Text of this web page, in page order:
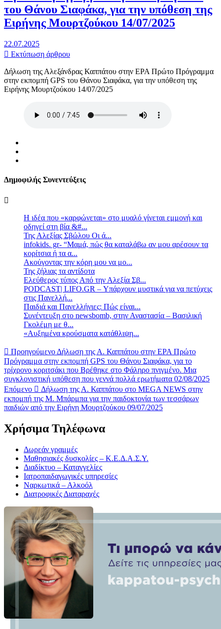
του Θάνου Σιαφάκα, για την υπόθεση της
Ειρήνης Μουρτζούκου 14/07/2025
22.07.2025
Εκτύπωση άρθρου
Δήλωση της Αλεξάνδρας Καππάτου στην ΕΡΑ Πρώτο Πρόγραμμα
στην εκπομπή GPS του Θάνου Σιαφάκα, για την υπόθεση της
Ειρήνης Μουρτζούκου 14/07/2025
Δημοφιλής Συνεντεύξεις
Η ιδέα που «καρφώνεται» στο μυαλό γίνεται εμμονή και
οδηγεί στη βία &#...
Της Αλεξίας Σβώλου Οι ά...
infokids. gr- “Μαμά, πώς θα καταλάβω αν μου αρέσουν τα
κορίτσια ή τα α...
Ακούγοντας την κόρη μου να μο...
Της ζήλιας τα αντίδοτα
Ελεύθερος τύπος Από την Αλεξία Σβ...
PODCAST| LIFO.GR – Υπάρχουν μυστικά για να πετύχεις
στις Πανελλή...
Παιδιά και Πανελλήνιες: Πώς είναι...
Συνέντευξη στο newsbomb, στην Αναστασία – Βασιλική
Γκολέμη με θ...
«Αυξημένα κρούσματα κατάθλιψη...
Προηγούμενο Δήλωση της Α. Καππάτου στην ΕΡΑ Πρώτο
Πρόγραμμα στην εκπομπή GPS του Θάνου Σιαφάκα, για το
τρίχρονο κοριτσάκι που Βρέθηκε στο Φάληρο πνιγμένο. Μια
συγκλονιστική υπόθεση που γεννά πολλά ερωτήματα 02/08/2025
Επόμενο
Δήλωση της Α. Καππάτου στο MEGA NEWS στην
εκπομπή της Μ. Μπάρμπα για την παιδοκτονία των τεσσάρων
παιδιών από την Ειρήνη Μουρτζούκου 09/07/2025
Χρήσιμα Τηλέφωνα
Δωρεάν γραμμές
Μαθησιακές δυσκολίες – Κ.Ε.Δ.Α.Σ.Υ.
Διαδίκτυο – Καταγγελίες
Ιατροπαιδαγωγικές υπηρεσίες
Ναρκωτικά – Αλκοόλ
Διατροφικές Διαταραχές